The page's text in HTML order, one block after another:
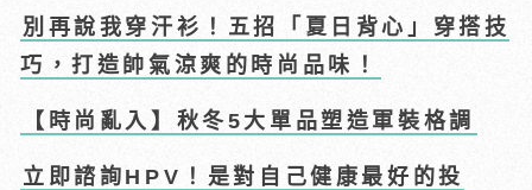
別再說我穿汗衫！五招「夏日背心」穿搭技
巧，打造帥氣涼爽的時尚品味！
【時尚亂入】秋冬5大單品塑造軍裝格調
立即諮詢HPV！是對自己健康最好的投